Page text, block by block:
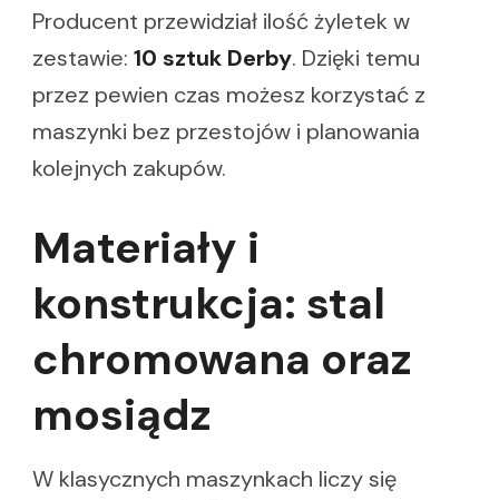
Producent przewidział ilość żyletek w
zestawie: 10 sztuk Derby. Dzięki temu
przez pewien czas możesz korzystać z
maszynki bez przestojów i planowania
kolejnych zakupów.
Materiały i
konstrukcja: stal
chromowana oraz
mosiądz
W klasycznych maszynkach liczy się